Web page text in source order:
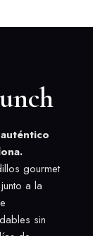
gourmet
a la
sin